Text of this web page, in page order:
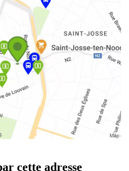
cette adresse